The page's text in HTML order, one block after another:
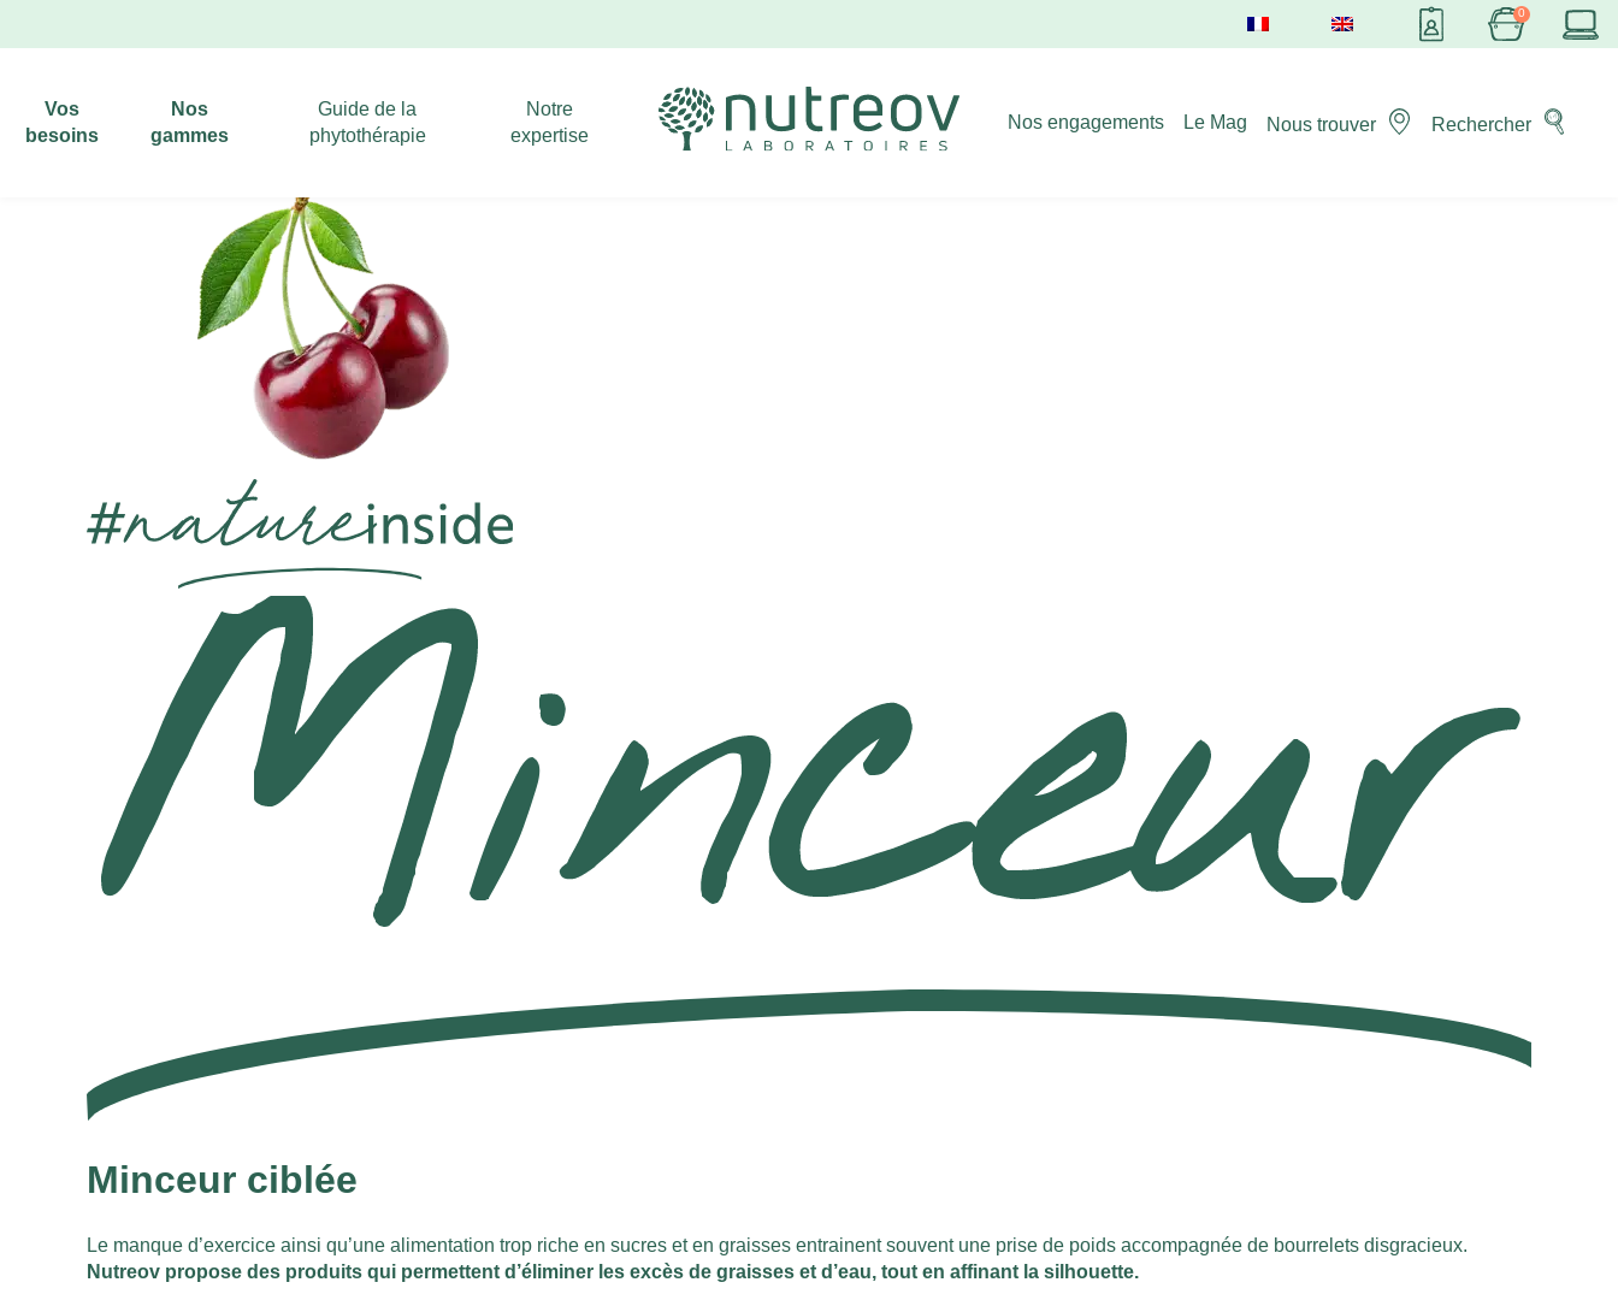
Vos
besoins
Nos
gammes
Guide de la
phytothérapie
Notre
expertise
Nos engagements Le Mag Nous trouver Rechercher
Minceur ciblée
Le manque d’exercice ainsi qu’une alimentation trop riche en sucres et en graisses entrainent souvent une prise de poids accompagnée de bourrelets disgracieux.
Nutreov propose des produits qui permettent d’éliminer les excès de graisses et d’eau, tout en affinant la silhouette.